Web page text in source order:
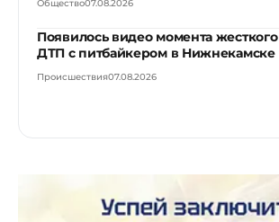
Общество07.08.2026
Появилось видео момента жесткого
ДТП с питбайкером в Нижнекамске
Происшествия07.08.2026